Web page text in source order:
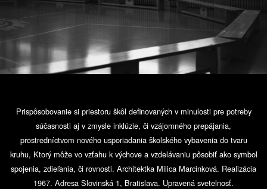
Prispôsobovanie si priestoru škôl definovaných v minulosti pre potreby
súčasnosti aj v zmysle inklúzie, či vzájomného prepájania,
prostredníctvom nového usporiadania školského vybavenia do tvaru
kruhu, Ktorý môže vo vzťahu k výchove a vzdelávaniu pôsobiť ako symbol
spojenia, zdieľania, či rovnosti. Architektka Milica Marcinková. Realizácia
1967. Adresa Slovinská 1, Bratislava. Upravená svetelnosť.